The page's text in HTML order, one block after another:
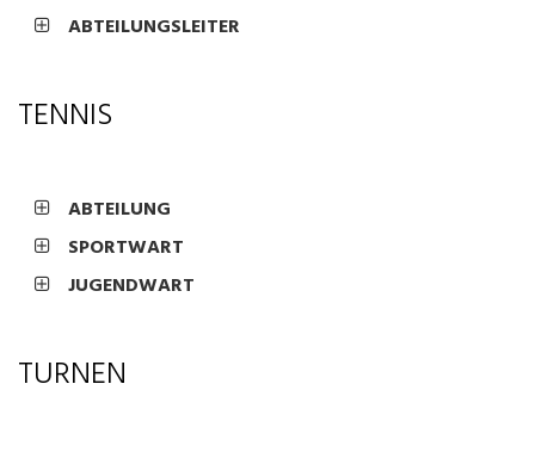
ABTEILUNGSLEITER
TENNIS
ABTEILUNG
SPORTWART
JUGENDWART
TURNEN